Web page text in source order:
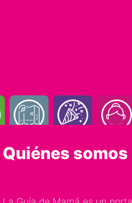
Quiénes somos